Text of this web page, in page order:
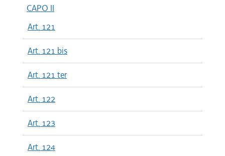
CAPO II
Art. 121
Art. 121 bis
Art. 121 ter
Art. 122
Art. 123
Art. 124